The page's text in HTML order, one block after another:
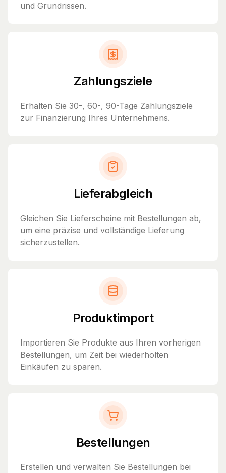
und Grundrissen.
Zahlungsziele
Erhalten Sie 30-, 60-, 90-Tage Zahlungsziele
zur Finanzierung Ihres Unternehmens.
Lieferabgleich
Gleichen Sie Lieferscheine mit Bestellungen ab,
um eine präzise und vollständige Lieferung
sicherzustellen.
Produktimport
Importieren Sie Produkte aus Ihren vorherigen
Bestellungen, um Zeit bei wiederholten
Einkäufen zu sparen.
Bestellungen
Erstellen und verwalten Sie Bestellungen bei